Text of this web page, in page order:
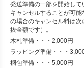
発送準備の一部を開始し
キャンセルすることが可
の場合のキャンセル料は
抜金額です）。
木札準備・・・2,000円
ラッピング準備・・・
梱包準備・・・5,000円